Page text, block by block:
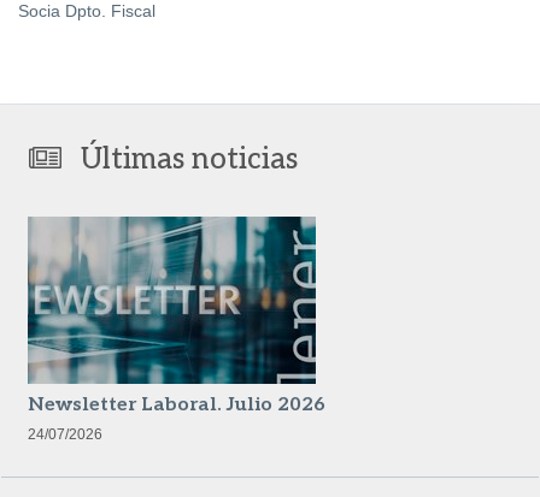
Socia Dpto. Fiscal
Últimas noticias
Newsletter Laboral. Julio 2026
24/07/2026